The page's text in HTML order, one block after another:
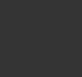
Skort